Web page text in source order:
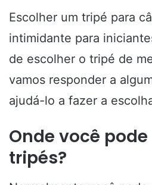
Escolher um tripé para
intimidante para
de escolher o tripé de
vamos responder a
ajudá-lo a fazer a
Onde você
tripés?